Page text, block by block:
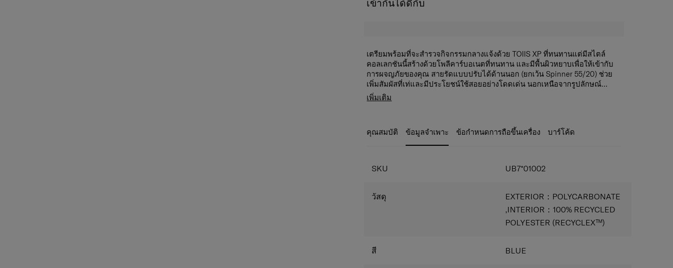
เข้ากันได้ดีกับ
เตรียมพร้อมที่จะสำรวจกิจกรรมกลางแจ้งด้วย TOIIS XP ที่ทนทานแต่มีสไตล์
คอลเลกชันนี้สร้างด้วยโพลีคาร์บอเนตที่ทนทาน และมีพื้นผิวหยาบเพื่อให้เข้ากับ
การผจญภัยของคุณ สายรัดแบบปรับได้ด้านนอก (ยกเว้น Spinner 55/20) ช่วย
เพิ่มสัมผัสที่เท่และมีประโยชน์ใช้สอยอย่างโดดเด่น นอกเหนือจากรูปลักษณ์
ภายนอกแล้ว TOIIS XP ยังได้รับการออกแบบให้มีฟังก์ชันการทำงาน ความ
ปลอดภัย และความคล่องตัวสูงสุด เพื่อให้คุณพร้อมที่จะเผชิญกับทุกสิ่งที่เกิดขึ้น นี่
ของทิวทัศน์ธรรมชาติ
Ball-bearing double wheels/ระบบล้อคู่แบบลูกปืน เพลิดเพลินกับความ
นุ่มนวลในการกลิ้งแลลไหลรื่นไม่มีสะดุดและความคล่องตัวสูงบนพื้นที่
หนักได้ดีขึ้น
TSA combination lock/ระบบล็อค TSA เพื่อให้ทรัพย์สินของคุณปลอดภัย
Anti-theft Zipper /ซิปคู่ป้องกันการโจรกรรม ซิปแข็งแรงทนทานที่ช่วย
ปกป้องกระเป๋าเดินทางของคุณ
Multi-purpose adjustable straps/ช่องแบ่งช่องเก็บของด้านใน สามรถ
Stabilising Grooves/ร่องสี่ร่องที่ด้านนอกบริเวณด้านหลังใช้เป็นที่ตังกับพื้น
ได้มั่นคงและใช้เป็นโต๊ะรับประทานอาหาร
เพิ่มเติม
คุณสมบัติ ข้อมูลจำเพาะ ข้อกำหนดการถือขึ้นเครื่อง บาร์โค้ด
SKU UB7*01002
วัสดุ
EXTERIOR：POLYCARBONATE
,INTERIOR：100% RECYCLED
POLYESTER (RECYCLEX™)
สี BLUE